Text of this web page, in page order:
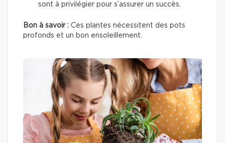
sont à privilégier pour s’assurer un succès.
Bon à savoir : Ces plantes nécessitent des pots
profonds et un bon ensoleillement.